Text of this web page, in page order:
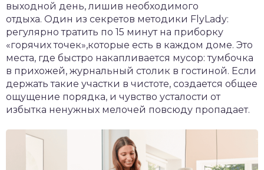
выходной день, лишив необходимого
отдыха. Один из секретов методики FlyLady:
регулярно тратить по 15 минут на приборку
«горячих точек»,которые есть в каждом доме. Это
места, где быстро накапливается мусор: тумбочка
в прихожей, журнальный столик в гостиной. Если
держать такие участки в чистоте, создается общее
ощущение порядка, и чувство усталости от
избытка ненужных мелочей повсюду пропадает.